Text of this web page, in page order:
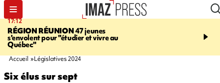
17:12
RÉGION RÉUNION47 jeunes
s'envolent pour "étudier et vivre au
Québec"
15:54
inquiétante - un appel
Accueil Législatives 2024
Six élus sur sept